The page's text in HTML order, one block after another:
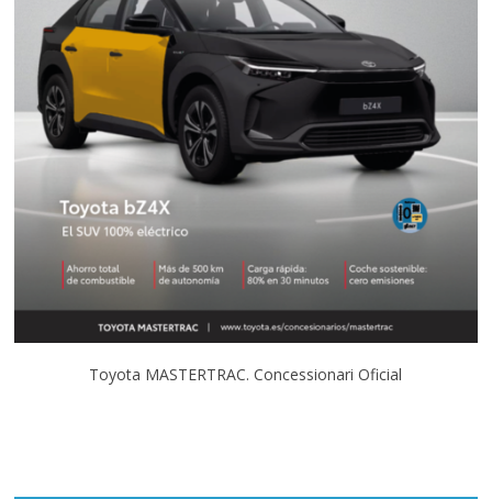
Toyota MASTERTRAC. Concessionari Oficial